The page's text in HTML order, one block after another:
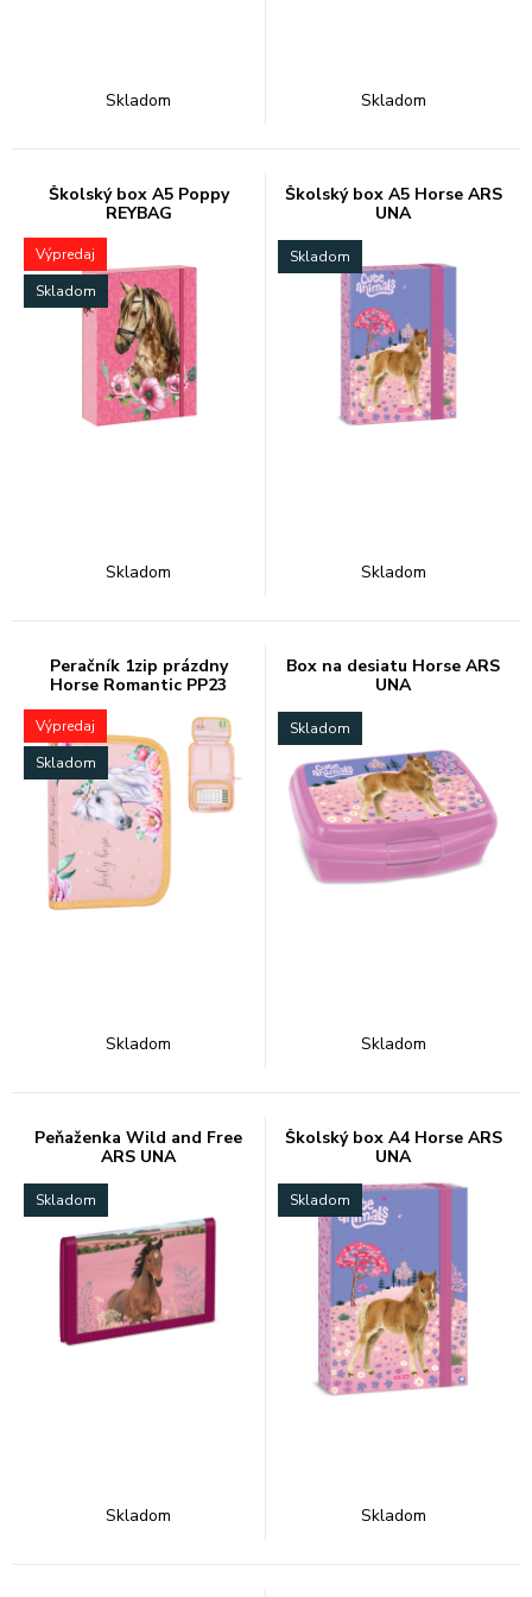
Skladom Skladom
Školský box A5 Poppy
REYBAG
Výpredaj
Skladom
Skladom
Školský box A5 Horse ARS
UNA
Skladom
Skladom
Peračník 1zip prázdny
Horse Romantic PP23
Výpredaj
Skladom
Skladom
Box na desiatu Horse ARS
UNA
Skladom
Skladom
Peňaženka Wild and Free
ARS UNA
Skladom
Skladom
Školský box A4 Horse ARS
UNA
Skladom
Skladom